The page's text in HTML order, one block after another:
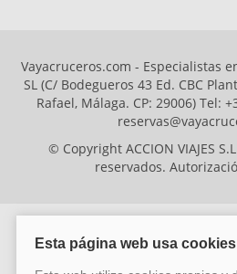
Vayacruceros.com - Especialistas
SL (C/ Bodegueros 43 Ed. CBC
Rafael, Málaga. CP: 29006) Tel:
© Copyright ACCION VIAJES
reservados.